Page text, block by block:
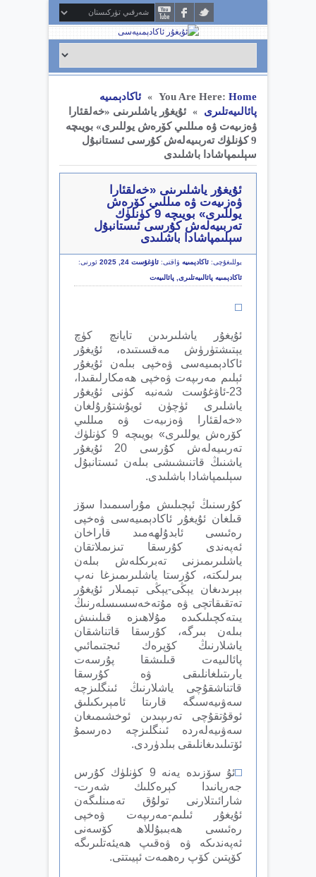
You Are Here: Home
» ئاكادېمىيە
پائالىيەتلىرى
» ئۇيغۇر ياشلىرىنى «خەلقئارا
ۋەزىيەت ۋە مىللىي كۆرەش يوللىرى» بويىچە
9 كۈنلۈك تەربىيەلەش كۇرسى ئىستانبۇل
سېلىمپاشادا باشلىدى
ئۇيغۇر ياشلىرىنى «خەلقئارا
ۋەزىيەت ۋە مىللىي كۆرەش
يوللىرى» بويىچە 9 كۈنلۈك
تەربىيەلەش كۇرسى ئىستانبۇل
سېلىمپاشادا باشلىدى
يوللىغۇچى: ئاكادېمىيە ۋاقتى: ئاۋغۇست 24, 2025
ئورنى:
ئاكادېمىيە پائالىيەتلىرى پائالىيەت
ئۇيغۇر ياشلىرىدىن تايانچ كۈچ
يېتىشتۈرۈش مەقسىتىدە، ئۇيغۇر
ئاكادېمىيەسى ۋەخپى بىلەن ئۇيغۇر
ئېلىم مەرىپەت ۋەخپى ھەمكارلىقىدا،
23-ئاۋغۇست شەنبە كۈنى ئۇيغۇر
ياشلىرى ئۈچۈن ئويۇشتۇرۇلغان
«خەلقئارا ۋەزىيەت ۋە مىللىي
كۆرەش يوللىرى» بويىچە 9 كۈنلۈك
تەربىيەلەش كۇرسى 20 ئۇيغۇر
ياشنىڭ قاتنىشىشى بىلەن ئىستانبۇل
سېلىمپاشادا باشلىدى.
كۇرسنىڭ ئېچىلىش مۇراسىمىدا سۆز
قىلغان ئۇيغۇر ئاكادېمىيەسى ۋەخپى
رەئىسى ئابدۇلھەمىد قاراخان
ئەپەندى كۇرسقا تىزىملاتقان
ياشلىرىمىزنى تەبرىكلەش بىلەن
بىرلىكتە، كۇرستا ياشلىرىمىزغا نەپ
بېرىدىغان يېڭى-يېڭى تېمىلار ئۇيغۇر
تەتقىقاتچى ۋە مۇتەخەسسىسلەرنىڭ
يىتەكچىلىكىدە مۇلاھىزە قىلىنىش
بىلەن بىرگە، كۇرسقا قاتناشقان
ياشلارنىڭ كۆپرەك ئىجتىمائىي
پائالىيەت قىلىشقا پۇرسەت
يارىتىلغانلىقى ۋە كۇرسقا
قاتناشقۇچى ياشلارنىڭ ئىنگلىزچە
سەۋىيەسىگە قارىتا ئامېرىكىلىق
ئوقۇتقۇچى تەرىپىدىن ئوخشىمىغان
سەۋىيەلەردە ئىنگلىزچە دەرسمۇ
ئۆتىلىدىغانلىقى بىلدۈردى.
ئۇ سۆزىدە يەنە 9 كۈنلۈك كۇرس
جەريانىدا كېرەكلىك شەرت-
شارائىتلارنى تولۇق تەمىنلىگەن
ئۇيغۇر ئىلىم-مەرىپەت ۋەخپى
رەئىسى ھەبىبۇللاھ كۆسەنى
ئەپەندىكە ۋە ۋەقىپ ھەيئەتلىرىگە
كۆپتىن كۆپ رەھمەت ئېيىتتى.